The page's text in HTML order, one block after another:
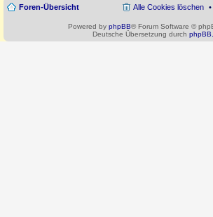
Foren-Übersicht Alle Cookies löschen
Powered by phpBB® Forum Software ©
Deutsche Übersetzung durch